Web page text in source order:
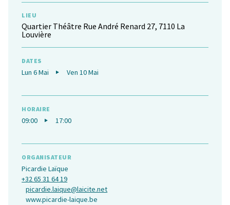
LIEU
Quartier Théâtre Rue André Renard 27, 7110 La
Louvière
DATES
Lun 6 Mai Ven 10 Mai
HORAIRE
09:00 17:00
ORGANISATEUR
Picardie Laïque
+32 65 31 64 19
picardie.laique@laicite.net
www.picardie-laique.be